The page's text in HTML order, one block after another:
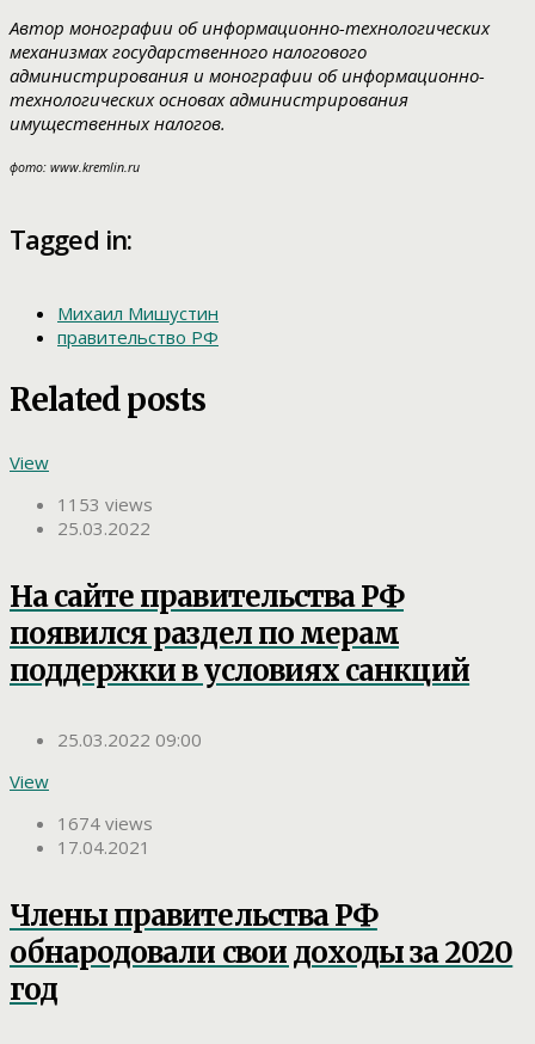
Автор монографии об информационно-технологических
механизмах государственного налогового
администрирования и монографии об информационно-
технологических основах администрирования
имущественных налогов.
фото: www.kremlin.ru
Tagged in:
Михаил Мишустин
правительство РФ
Related posts
View
1153 views
25.03.2022
На сайте правительства РФ
появился раздел по мерам
поддержки в условиях санкций
25.03.2022 09:00
View
1674 views
17.04.2021
Члены правительства РФ
обнародовали свои доходы за 2020
год